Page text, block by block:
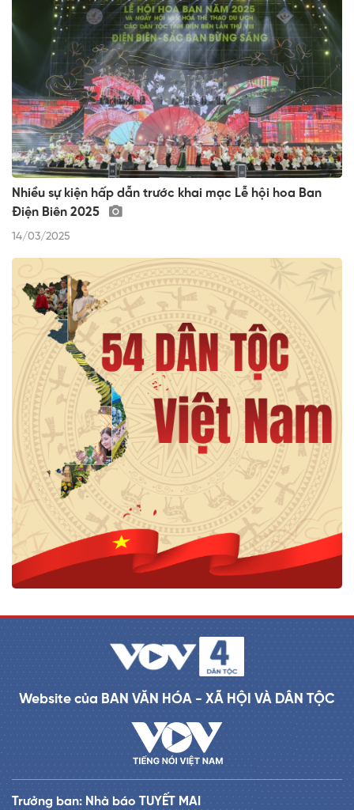
Nhiều sự kiện hấp dẫn trước khai mạc Lễ hội hoa Ban
Điện Biên 2025
14/03/2025
Website của BAN VĂN HÓA - XÃ HỘI VÀ DÂN TỘC
Trưởng ban: Nhà báo TUYẾT MAI